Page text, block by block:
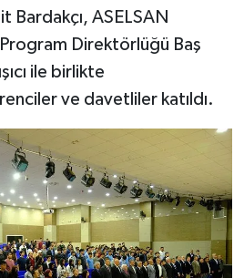
Bardakçı, ASELSAN
Direktörlüğü Baş
ile birlikte
ve davetliler katıldı.